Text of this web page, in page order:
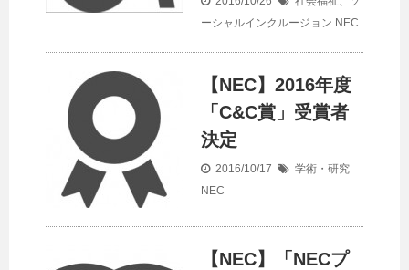
ーシャルインクルージョン NEC
【NEC】2016年度
「C&C賞」受賞者
決定
2016/10/17
学術・研究
NEC
【NEC】「NECプ